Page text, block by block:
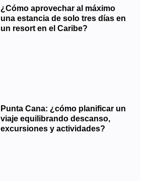
¿Cómo aprovechar al máximo
una estancia de solo tres días en
un resort en el Caribe?
Punta Cana: ¿cómo planificar un
viaje equilibrando descanso,
excursiones y actividades?